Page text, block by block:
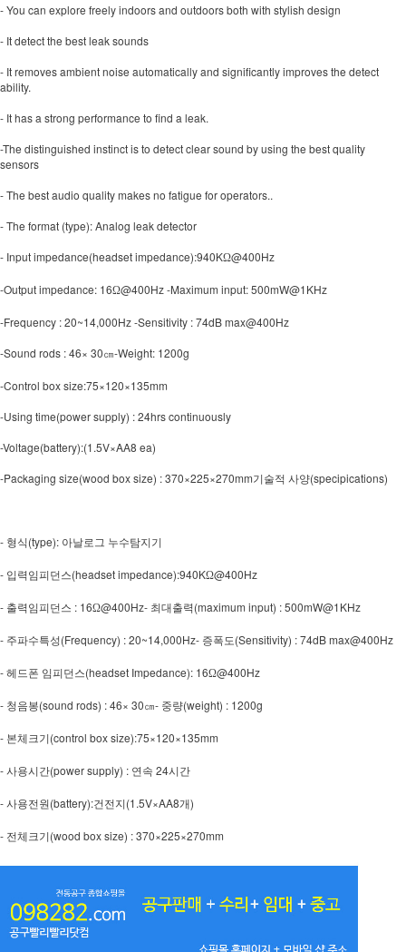
- You can explore freely indoors and outdoors both with stylish design
- It detect the best leak sounds
- It removes ambient noise automatically and significantly improves the detect
ability.
- It has a strong performance to find a leak.
-The distinguished instinct is to detect clear sound by using the best quality
sensors
- The best audio quality makes no fatigue for operators..
- The format (type): Analog leak detector
- Input impedance(headset impedance):940KΩ@400Hz
-Output impedance: 16Ω@400Hz -Maximum input: 500mW@1KHz
-Frequency : 20~14,000Hz -Sensitivity : 74dB max@400Hz
-Sound rods : 46× 30㎝-Weight: 1200g
-Control box size:75×120×135mm
-Using time(power supply) : 24hrs continuously
-Voltage(battery):(1.5V×AA8 ea)
-Packaging size(wood box size) : 370×225×270mm기술적 사양(specipications)
- 형식(type): 아날로그 누수탐지기
- 입력임피던스(headset impedance):940KΩ@400Hz
- 출력임피던스 : 16Ω@400Hz- 최대출력(maximum input) : 500mW@1KHz
- 주파수특성(Frequency) : 20~14,000Hz- 증폭도 (Sensitivity) : 74dB max@400Hz
- 헤드폰 임피던스(headset Impedance): 16Ω@400Hz
- 청음봉(sound rods) : 46× 30㎝- 중량(weight) : 1200g
- 본체크기 (control box size):75×120×135mm
- 사용시간(power supply) : 연속 24시간
- 사용전원(battery):건전지 (1.5V×AA8개)
- 전체크기 (wood box size) : 370×225×270mm